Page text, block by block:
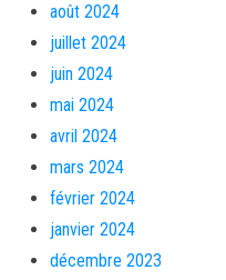
août 2024
juillet 2024
juin 2024
mai 2024
avril 2024
mars 2024
février 2024
janvier 2024
décembre 2023